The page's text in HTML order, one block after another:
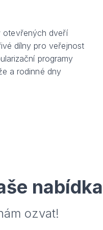
otevřených dveří
dílny pro veřejnost
programy
a rodinné dny
ozvat!